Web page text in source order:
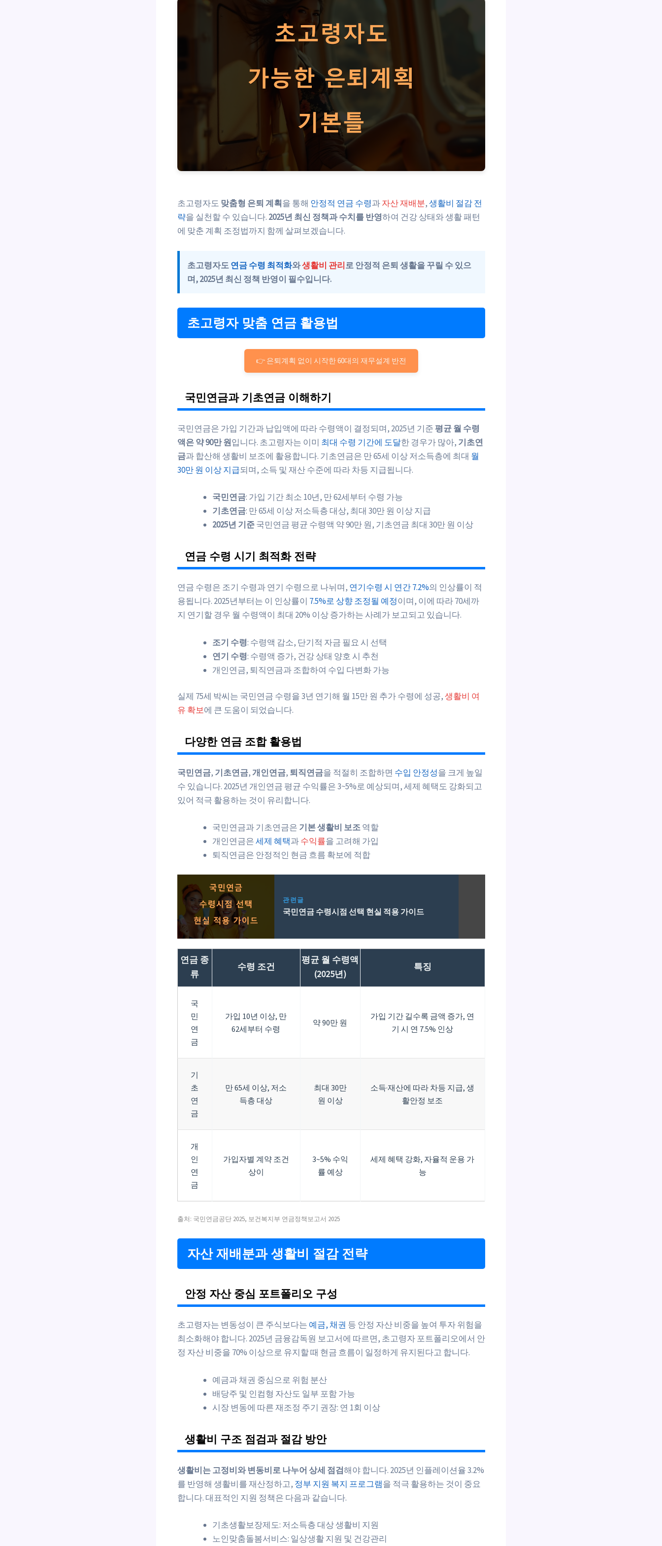
초고령자도 맞춤형 은퇴 계획을 통해 안정적 연금 수령과자산 재배분,생활비 절감 전
략을 실천할 수 있습니다. 2025년 최신 정책과 수치를 반영하여 건강 상태와 생활 패턴
에 맞춘 계획 조정법까지 함께 살펴보겠습니다.
초고령자도연금 수령 최적화와생활비 관리로 안정적 은퇴 생활을 꾸릴 수 있으
며,2025년 최신 정책 반영이 필수입니다.
초고령자 맞춤 연금 활용법
👉 은퇴계획 없이 시작한 60대의 재무설계 반전
국민연금과 기초연금 이해하기
국민연금은 가입 기간과 납입액에 따라 수령액이 결정되며, 2025년 기준 평균 월 수령
액은 약 90만 원입니다. 초고령자는 이미 최대 수령 기간에 도달한 경우가 많아, 기초연
금과 합산해 생활비 보조에 활용합니다. 기초연금은 만 65세 이상 저소득층에 최대 월
30만 원 이상 지급되며, 소득 및 재산 수준에 따라 차등 지급됩니다.
국민연금: 가입 기간 최소 10년, 만 62세부터 수령 가능
기초연금: 만 65세 이상 저소득층 대상, 최대 30만 원 이상 지급
2025년 기준국민연금 평균 수령액 약 90만 원, 기초연금 최대 30만 원 이상
연금 수령 시기 최적화 전략
연금 수령은 조기 수령과 연기 수령으로 나뉘며, 연기수령 시 연간 7.2%의 인상률이 적
용됩니다. 2025년부터는 이 인상률이 7.5%로 상향 조정될 예정이며, 이에 따라 70세까
지 연기할 경우 월 수령액이 최대 20% 이상 증가하는 사례가 보고되고 있습니다.
조기 수령: 수령액 감소, 단기적 자금 필요 시 선택
연기 수령: 수령액 증가, 건강 상태 양호 시 추천
개인연금, 퇴직연금과 조합하여 수입 다변화 가능
실제 75세 박씨는 국민연금 수령을 3년 연기해 월 15만 원 추가 수령에 성공,생활비 여
유 확보에 큰 도움이 되었습니다.
다양한 연금 조합 활용법
국민연금, 기초연금,개인연금, 퇴직연금을 적절히 조합하면 수입 안정성을 크게 높일
수 있습니다. 2025년 개인연금 평균 수익률은 3~5%로 예상되며, 세제 혜택도 강화되고
있어 적극 활용하는 것이 유리합니다.
국민연금과 기초연금은 기본 생활비 보조역할
개인연금은세제 혜택과수익률을 고려해 가입
퇴직연금은 안정적인 현금 흐름 확보에 적합
관련글
국민연금 수령시점 선택 현실 적용 가이드
연금 종
류
수령 조건
평균 월 수령액
(2025년)
특징
국
민
연
금
가입 10년 이상, 만
62세부터 수령
약 90만 원
가입 기간 길수록 금액 증가, 연
기 시 연 7.5% 인상
기
초
연
금
만 65세 이상, 저소
득층 대상
최대 30만
원 이상
소득·재산에 따라 차등 지급, 생
활안정 보조
개
인
연
금
가입자별 계약 조건
상이
3~5% 수익
률 예상
세제 혜택 강화, 자율적 운용 가
능
출처: 국민연금공단 2025, 보건복지부 연금정책보고서 2025
자산 재배분과 생활비 절감 전략
안정 자산 중심 포트폴리오 구성
초고령자는 변동성이 큰 주식보다는 예금, 채권 등 안정 자산 비중을 높여 투자 위험을
최소화해야 합니다. 2025년 금융감독원 보고서에 따르면, 초고령자 포트폴리오에서 안
정 자산 비중을 70% 이상으로 유지할 때 현금 흐름이 일정하게 유지된다고 합니다.
예금과 채권 중심으로 위험 분산
배당주 및 인컴형 자산도 일부 포함 가능
시장 변동에 따른 재조정 주기 권장: 연 1회 이상
생활비 구조 점검과 절감 방안
생활비는 고정비와 변동비로 나누어 상세 점검해야 합니다. 2025년 인플레이션율 3.2%
를 반영해 생활비를 재산정하고, 정부 지원 복지 프로그램을 적극 활용하는 것이 중요
합니다. 대표적인 지원 정책은 다음과 같습니다.
기초생활보장제도: 저소득층 대상 생활비 지원
노인맞춤돌봄서비스: 일상생활 지원 및 건강관리